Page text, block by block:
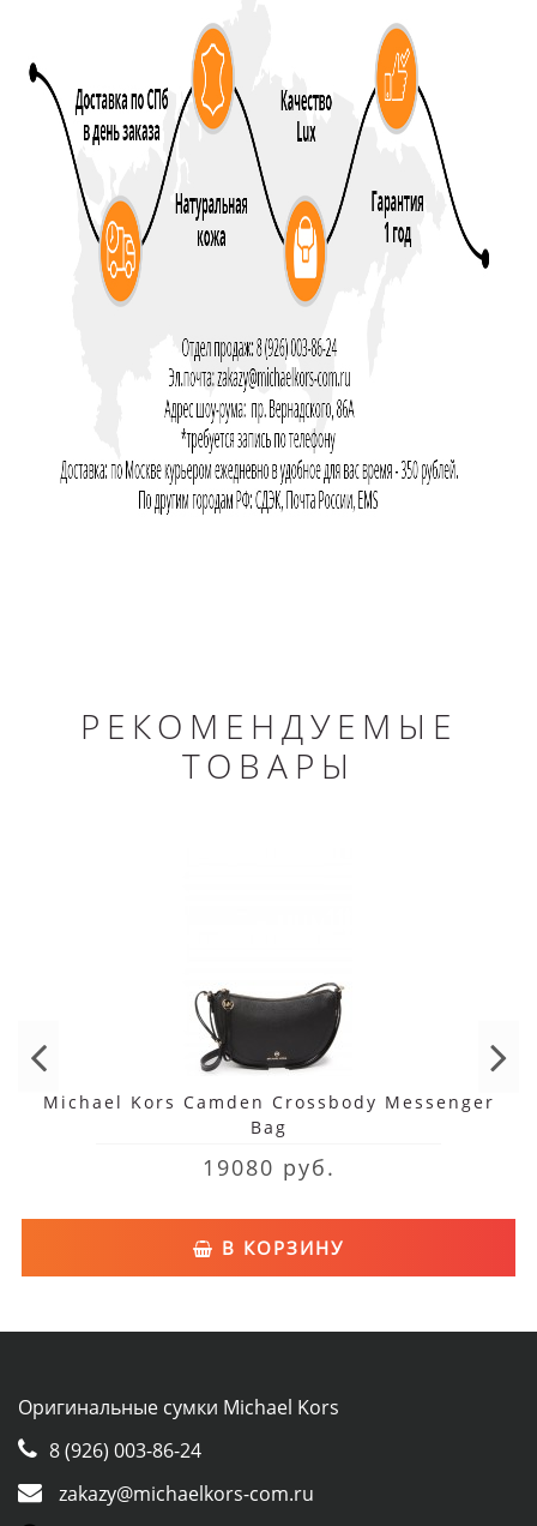
РЕКОМЕНДУЕМЫЕ
ТОВАРЫ
Michael Kors Camden Crossbody Messenger
Bag
19080 руб.
В КОРЗИНУ
Оригинальные сумки Michael Kors
8 (926) 003-86-24
zakazy@michaelkors-com.ru